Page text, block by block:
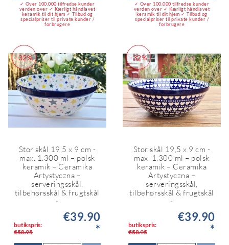
✓ Over 100.000 tilfredse kunder
verden over ✓ Kærligt håndlavet
keramik til dit hjem ✓ Tilbud og
specialpriser til private kunder /
forbrugere
✓ Over 100.000 tilfredse kunder
verden over ✓ Kærligt håndlavet
keramik til dit hjem ✓ Tilbud og
specialpriser til private kunder /
forbrugere
-32%
Stor skål 19,5 x 9 cm -
max. 1.300 ml – polsk
keramik – Ceramika
Artystyczna –
serveringsskål,
tilbehørsskål & frugtskål
-
butikspris:
€58.95
€39.90
*
-32%
Stor skål 19,5 x 9 cm -
max. 1.300 ml – polsk
keramik – Ceramika
Artystyczna –
serveringsskål,
tilbehørsskål & frugtskål
-
butikspris:
€58.95
€39.90
*